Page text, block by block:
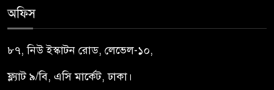
অফিস
৮৭, নিউ ইস্কাটন রোড, লেভেল-১০,
ফ্ল্যাট ৯/বি, এসি মার্কেট, ঢাকা।